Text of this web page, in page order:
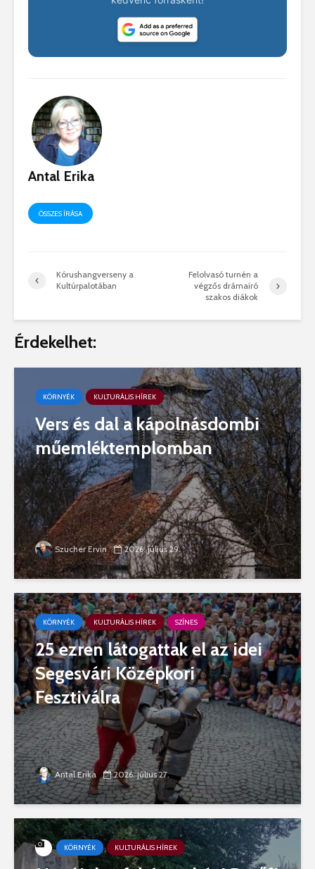
Antal Erika
ÖSSZES ÍRÁSA
Kórushangverseny a
Kultúrpalotában
Felolvasó turnén a
végzős drámaíró
szakos diákok
Érdekelhet:
KÖRNYÉK KULTURÁLIS HÍREK
Vers és dal a kápolnásdombi
műemléktemplomban
Szucher Ervin 2026. július 29.
KÖRNYÉK KULTURÁLIS HÍREK SZÍNES
25 ezren látogattak el az idei
Segesvári Középkori
Fesztiválra
Antal Erika 2026. július 27.
KÖRNYÉK KULTURÁLIS HÍREK